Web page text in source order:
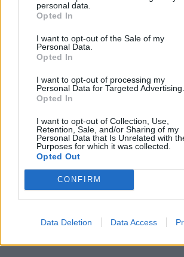
personal data.
Opted In
I want to opt-out of the Sale of my
Personal Data.
Opted In
I want to opt-out of processing my
Personal Data for Targeted Advertising.
Opted In
I want to opt-out of Collection, Use,
Retention, Sale, and/or Sharing of my
Personal Data that Is Unrelated with
Purposes for which it was collected.
Opted Out
CONFIRM
Data Deletion Data Access
In evidenza